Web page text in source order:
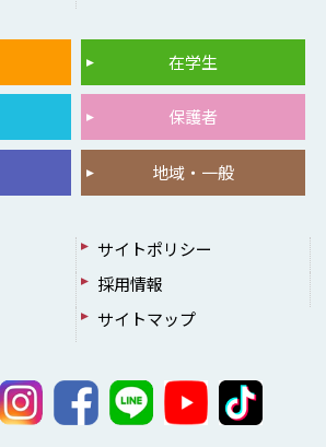
在学生
保護者
地域・一般
サイトポリシー
採用情報
サイトマップ